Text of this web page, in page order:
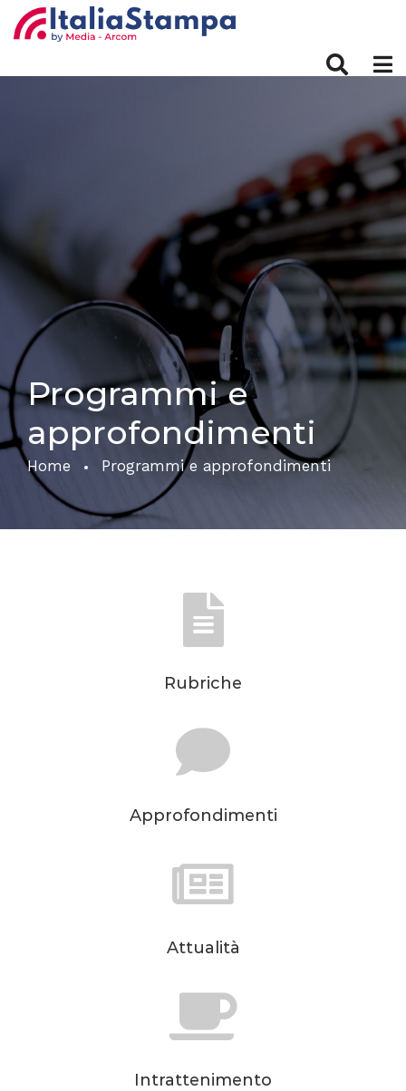
Programmi e
approfondimenti
Home Programmi e approfondimenti
Rubriche
Approfondimenti
Attualità
Intrattenimento